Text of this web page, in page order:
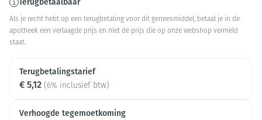
Terugbetaalbaar
Als je recht hebt op een terugbetaling voor dit geneesmiddel, betaal je in de
apotheek een verlaagde prijs en niet de prijs die op onze webshop vermeld
staat.
Terugbetalingstarief
€ 5,12 (6% inclusief btw)
Verhoogde tegemoetkoming